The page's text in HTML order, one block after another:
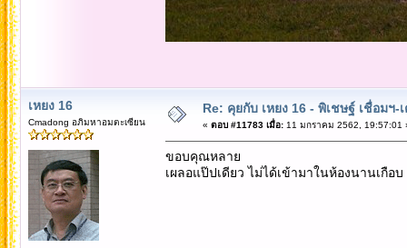
เหยง 16
Cmadong อภิมหาอมตะเซียน
Re: คุยกับ เหยง 16 - พิเชษฐ์ เชื่อมฯ
« ตอบ #11783 เมื่อ:11 มกราคม 2562, 19:57:01
ขอบคุณหลาย
เผลอแป๊ปเดียว ไม่ได้เข้ามาในห้องนานเกือบ